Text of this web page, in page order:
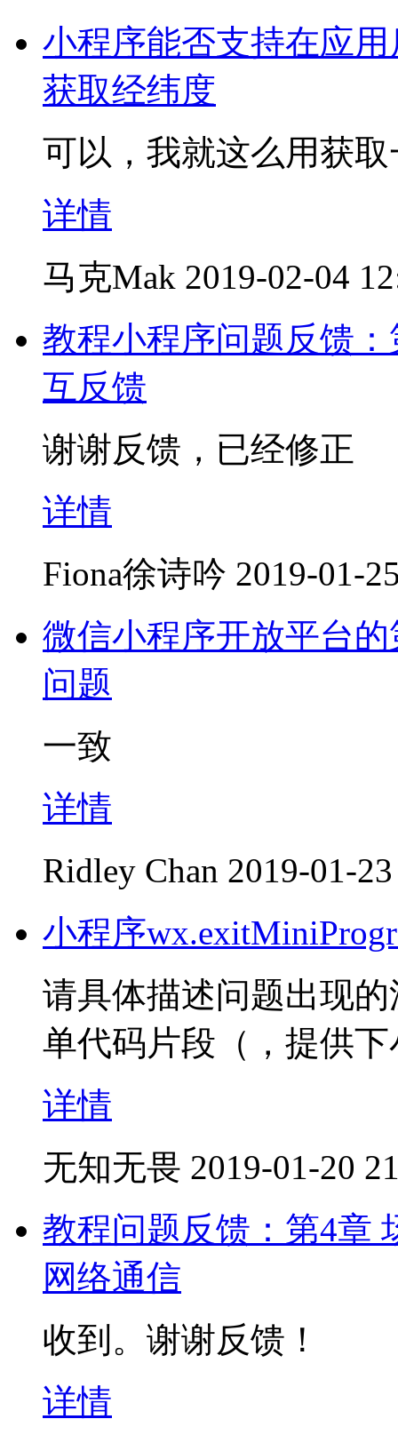
小程序能否支持在应
获取经纬度
可以，我就这么用获
详情
马克Mak 2019-02-04
教程小程序问题反馈
互反馈
谢谢反馈，已经修正
详情
Fiona徐诗吟 2019-01-
微信小程序开放平台
问题
一致
详情
Ridley Chan 2019-01-
小程序
请具体描述问题出现
单代码片段（，提供
详情
无知无畏 2019-01-20
教程问题反馈：第4章
网络通信
收到。谢谢反馈！
详情